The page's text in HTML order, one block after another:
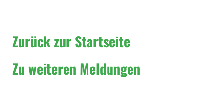
Zurück zur Startseite
Zu weiteren Meldungen